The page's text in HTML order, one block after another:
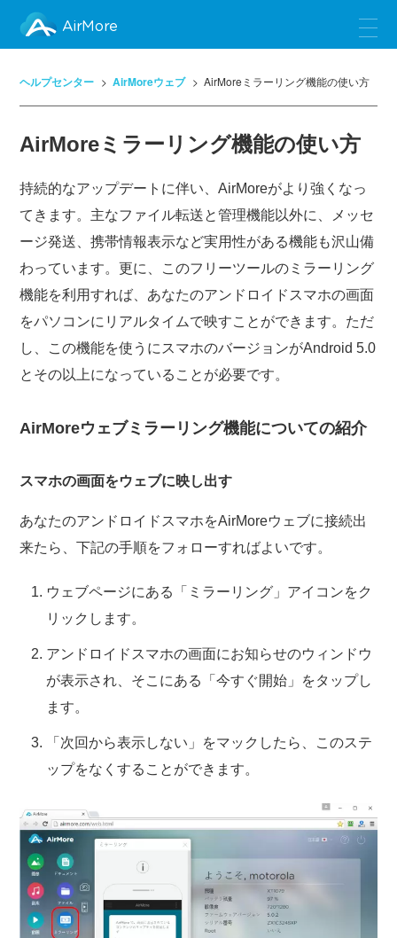
AirMore
ヘルプセンター AirMoreウェブ AirMoreミラーリング機能の使い方
AirMoreミラーリング機能の使い方
持続的なアップデートに伴い、AirMoreがより強くなっ
てきます。主なファイル転送と管理機能以外に、メッセ
ージ発送、携帯情報表示など実用性がある機能も沢山備
わっています。更に、このフリーツールのミラーリング
機能を利用すれば、あなたのアンドロイドスマホの画面
をパソコンにリアルタイムで映すことができます。ただ
し、この機能を使うにスマホのバージョンがAndroid 5.0
とその以上になっていることが必要です。
AirMoreウェブミラーリング機能についての紹介
スマホの画面をウェブに映し出す
あなたのアンドロイドスマホをAirMoreウェブに接続出
来たら、下記の手順をフォローすればよいです。
ウェブページにある「ミラーリング」アイコンをク
リックします。
アンドロイドスマホの画面にお知らせのウィンドウ
が表示され、そこにある「今すぐ開始」をタップし
ます。
「次回から表示しない」をマックしたら、このステ
ップをなくすることができます。